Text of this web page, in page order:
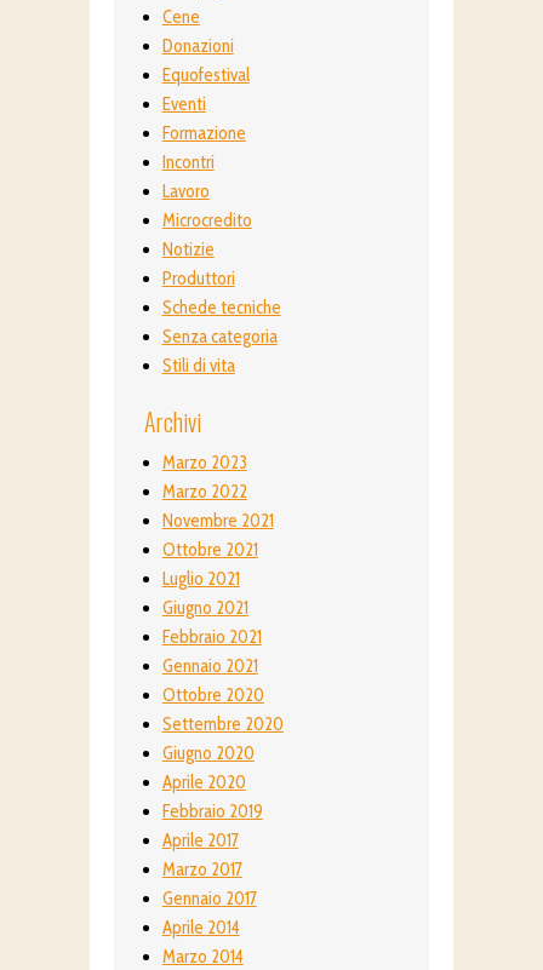
Cene
Donazioni
Equofestival
Eventi
Formazione
Incontri
Lavoro
Microcredito
Notizie
Produttori
Schede tecniche
Senza categoria
Stili di vita
Archivi
Marzo 2023
Marzo 2022
Novembre 2021
Ottobre 2021
Luglio 2021
Giugno 2021
Febbraio 2021
Gennaio 2021
Ottobre 2020
Settembre 2020
Giugno 2020
Aprile 2020
Febbraio 2019
Aprile 2017
Marzo 2017
Gennaio 2017
Aprile 2014
Marzo 2014